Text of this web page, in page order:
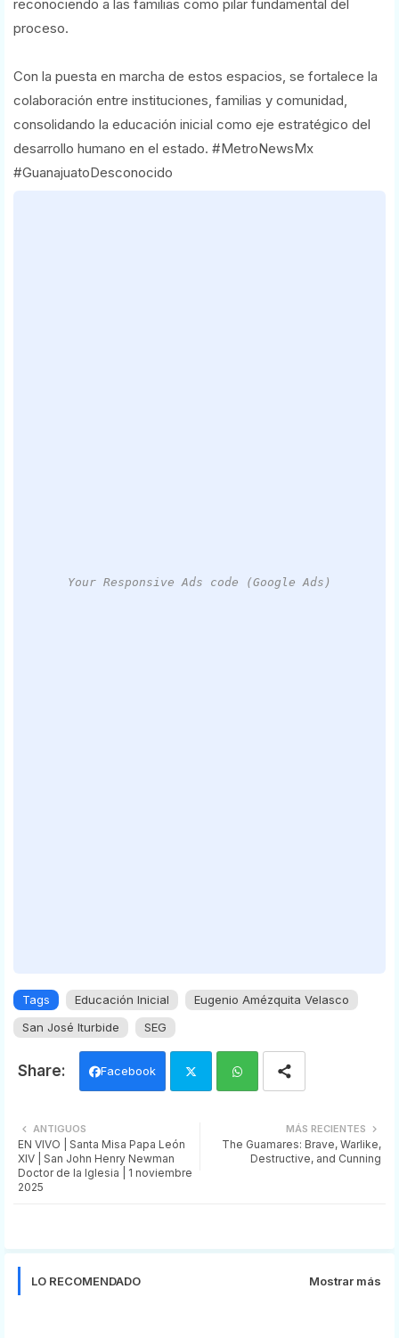
reconociendo a las familias como pilar fundamental del
proceso.
Con la puesta en marcha de estos espacios, se fortalece la
colaboración entre instituciones, familias y comunidad,
consolidando la educación inicial como eje estratégico del
desarrollo humano en el estado. #MetroNewsMx
#GuanajuatoDesconocido
Your Responsive Ads code (Google Ads)
Tags Educación Inicial
Eugenio Amézquita Velasco
San José Iturbide
SEG
Facebook
tter ats
MÁS RECIENTES
The Guamares: Brave, Warlike,
Destructive, and Cunning
ANTIGUOS
EN VIVO | Santa Misa Papa León
XIV | San John Henry Newman
Doctor de la Iglesia | 1 noviembre
2025
LO RECOMENDADO Mostrar más